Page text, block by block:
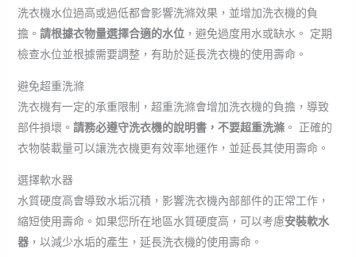
洗衣機水位過高或過低都會影響洗滌效果，並增加洗衣機的負
擔。 請根據衣物量選擇合適的水位，避免過度用水或缺水。 定期
檢查水位並根據需要調整，有助於延長洗衣機的使用壽命。
避免超重洗滌
洗衣機有一定的承重限制，超重洗滌會增加洗衣機的負擔，導致
部件損壞。 請務必遵守洗衣機的說明書，不要超重洗滌。 正確的
衣物裝載量可以讓洗衣機更有效率地運作，並延長其使用壽命。
選擇軟水器
水質硬度高會導致水垢沉積，影響洗衣機內部部件的正常工作，
縮短使用壽命。如果您所在地區水質硬度高，可以考慮安裝軟水
器，以減少水垢的產生，延長洗衣機的使用壽命。